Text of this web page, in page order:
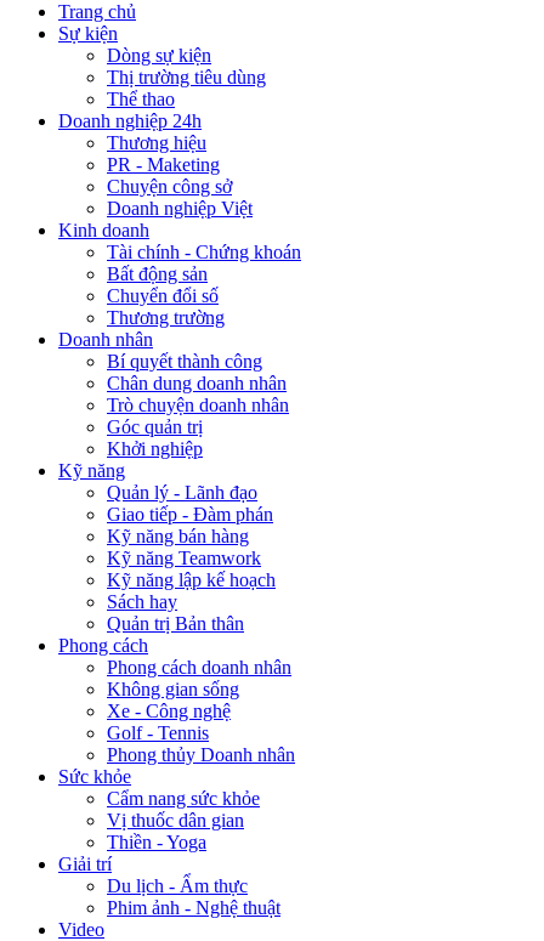
Trang chủ
Sự kiện
Dòng sự kiện
Thị trường tiêu dùng
Thể thao
Doanh nghiệp 24h
Thương hiệu
PR - Maketing
Chuyện công sở
Doanh nghiệp Việt
Kinh doanh
Tài chính - Chứng khoán
Bất động sản
Chuyển đổi số
Thương trường
Doanh nhân
Bí quyết thành công
Chân dung doanh nhân
Trò chuyện doanh nhân
Góc quản trị
Khởi nghiệp
Kỹ năng
Quản lý - Lãnh đạo
Giao tiếp - Đàm phán
Kỹ năng bán hàng
Kỹ năng Teamwork
Kỹ năng lập kế hoạch
Sách hay
Quản trị Bản thân
Phong cách
Phong cách doanh nhân
Không gian sống
Xe - Công nghệ
Golf - Tennis
Phong thủy Doanh nhân
Sức khỏe
Cẩm nang sức khỏe
Vị thuốc dân gian
Thiền - Yoga
Giải trí
Du lịch - Ẩm thực
Phim ảnh - Nghệ thuật
Video